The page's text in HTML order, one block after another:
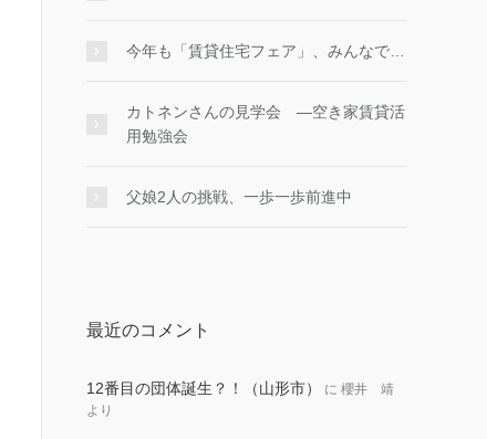
今年も「賃貸住宅フェア」、みんなで…
カトネンさんの見学会 ―空き家賃貸活
用勉強会
父娘2人の挑戦、一歩一歩前進中
最近のコメント
12番目の団体誕生？！（山形市） に 櫻井 靖
より